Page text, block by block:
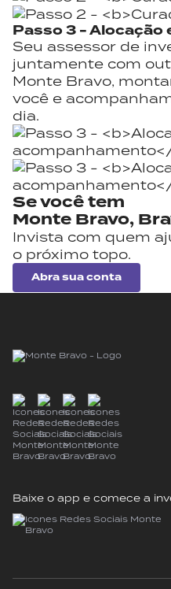
Passo 3 -Alocação
Seu assessor de
juntamente com
Monte Bravo,
você e
dia.
Se você tem
Monte Bravo,
Invista com quem
o próximo topo.
Abra sua conta
Baixe o app e comece a